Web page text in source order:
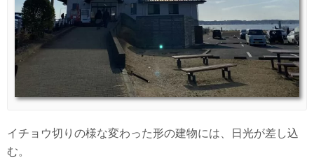
イチョウ切りの様な変わった形の建物には、日光が差し込
む。